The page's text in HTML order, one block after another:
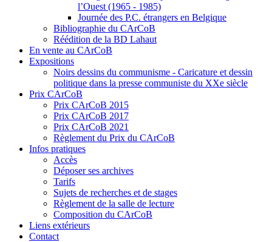
l’Ouest (1965 - 1985)
Journée des P.C. étrangers en Belgique
Bibliographie du CArCoB
Réédition de la BD Lahaut
En vente au CArCoB
Expositions
Noirs dessins du communisme - Caricature et dessin
politique dans la presse communiste du XXe siècle
Prix CArCoB
Prix CArCoB 2015
Prix CArCoB 2017
Prix CArCoB 2021
Règlement du Prix du CArCoB
Infos pratiques
Accès
Déposer ses archives
Tarifs
Sujets de recherches et de stages
Règlement de la salle de lecture
Composition du CArCoB
Liens extérieurs
Contact